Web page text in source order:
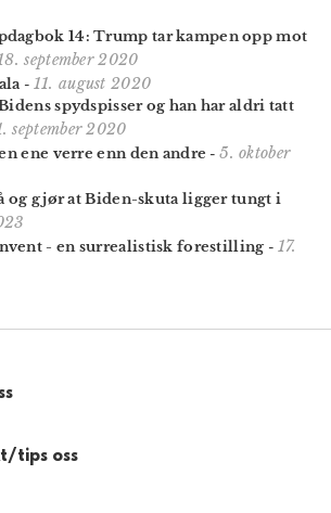
14: Trump tar kampen opp mot
september 2020
- 11. august 2020
spydspisser og han har aldri tatt
september 2020
ene verre enn den andre -5. oktober
og gjør at Biden-skuta ligger tungt i
- en surrealistisk forestilling - 17.
tips oss